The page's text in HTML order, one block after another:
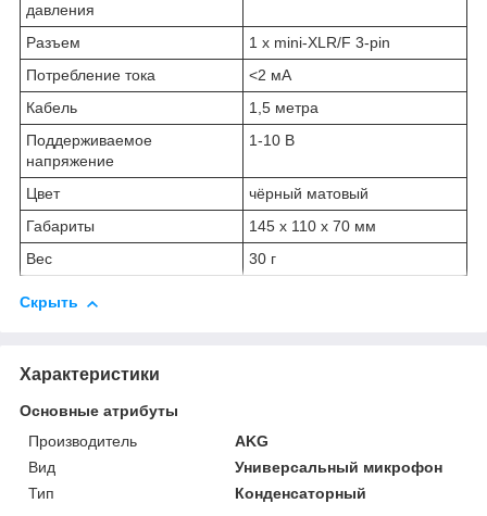
давления
Разъем
1 х mini-XLR/F 3-pin
Потребление тока
<2 мА
Кабель
1,5 метра
Поддерживаемое
напряжение
1-10 В
Цвет
чёрный матовый
Габариты
145 х 110 х 70 мм
Вес
30 г
Скрыть
Характеристики
Основные атрибуты
Производитель
AKG
Вид
Универсальный микрофон
Тип
Конденсаторный